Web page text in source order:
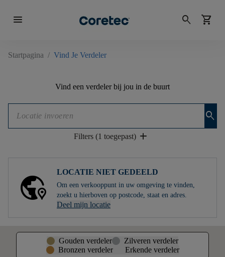
menu search shopping_cart
Startpagina / Vind Je Verdeler
Vind een verdeler bij jou in de buurt
search
Filters (1 toegepast) add
LOCATIE NIET GEDEELD
Om een ​​verkooppunt in uw omgeving te vinden,
zoekt u hierboven op postcode, staat en adres.
Deel mijn locatie
Gouden verdeler
Zilveren verdeler
Bronzen verdeler
Erkende verdeler